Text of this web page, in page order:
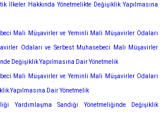
İlkeler Hakkında Yönetmelikte Değişiklik Yapılmasına
Mali Müşavirler ve Yeminli Mali Müşavirler Odaları
Odaları ve Serbest Muhasebeci Mali Müşavirler
Değişiklik Yapılmasına Dair Yönetmelik
Mali Müşavirler ve Yeminli Mali Müşavirler Odaları
Yapılmasına Dair Yönetmelik
Sandığı Yönetmeliğinde Değişiklik